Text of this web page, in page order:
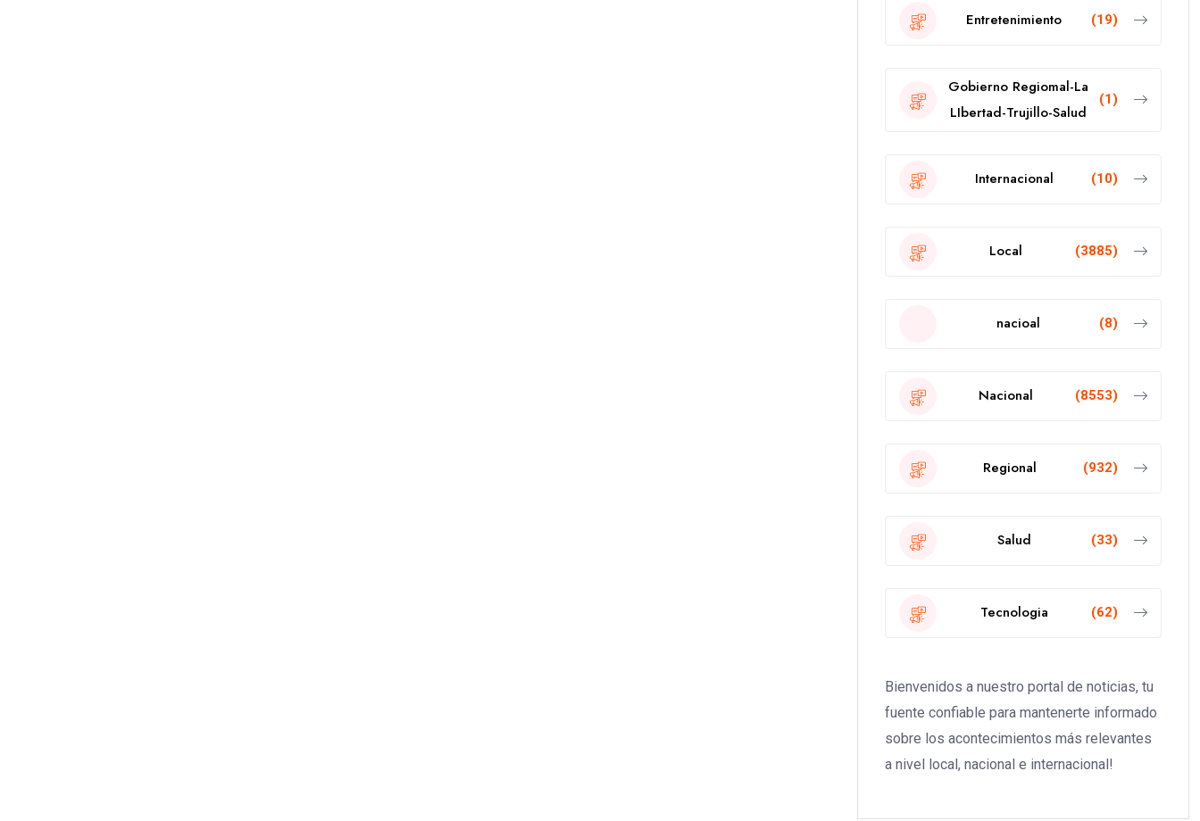
Entretenimiento (19)
Gobierno Regiomal-La
LIbertad-Trujillo-Salud
(1)
Internacional (10)
Local (3885)
nacioal (8)
Nacional (8553)
Regional (932)
Salud (33)
Tecnologia (62)
Bienvenidos a nuestro portal de noticias, tu
fuente confiable para mantenerte informado
sobre los acontecimientos más relevantes
a nivel local, nacional e internacional!